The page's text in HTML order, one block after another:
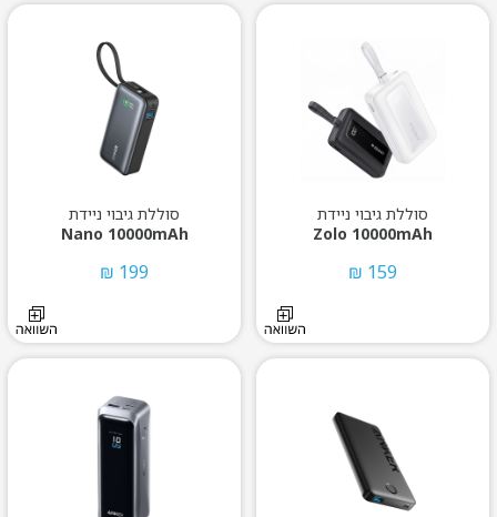
סוללת גיבוי ניידת
Zolo 10000mAh
159 ₪
סוללת גיבוי ניידת
Nano 10000mAh
199 ₪